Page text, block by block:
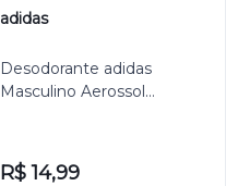
adidas
Desodorante adidas
Masculino Aerossol
R$ 14,99